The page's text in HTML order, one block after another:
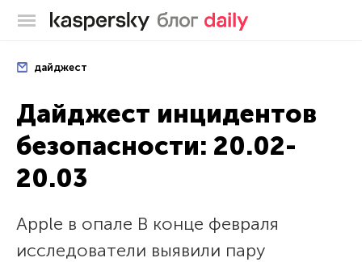
Блог Касперского
дайджест
Дайджест инцидентов
безопасности: 20.02-
20.03
Apple в опале В конце февраля
исследователи выявили пару